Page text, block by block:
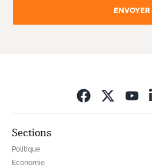
ENVOYER
Sections
Politique
Economie